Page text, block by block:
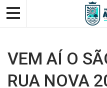
VEM AÍ O
RUA NOVA